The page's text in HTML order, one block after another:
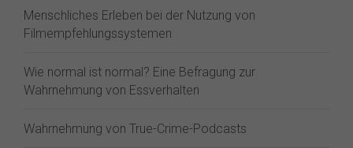
Menschliches Erleben bei der Nutzung von
Filmempfehlungssystemen
Wie normal ist normal? Eine Befragung zur
Wahrnehmung von Essverhalten
Wahrnehmung von True-Crime-Podcasts